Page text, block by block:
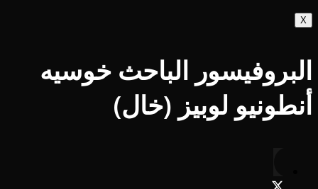
X
البروفيسور الباحث خوسيه
أنطونيو لوبيز (خال)